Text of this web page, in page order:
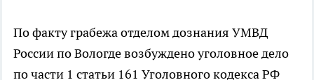
По факту грабежа отделом дознания УМВД
России по Вологде возбуждено уголовное дело
по части 1 статьи 161 Уголовного кодекса РФ